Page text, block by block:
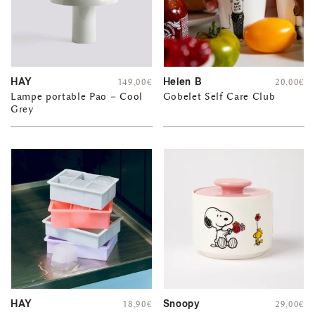
HAY
Lampe portable Pao – Cool
Grey
149,00€ Helen B
Gobelet Self Care Club
20,00€
HAY 18,90€ Snoopy 29,00€